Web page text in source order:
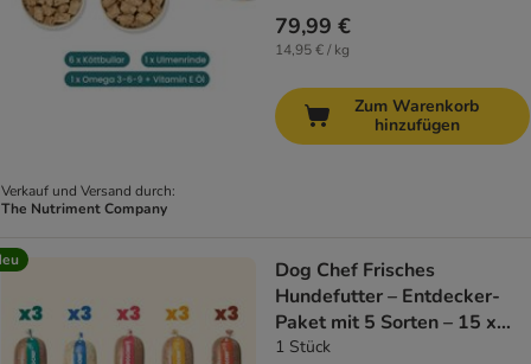
Verkauf und Versand durch:
The Nutriment Company
79,99 €
14,95 € / kg
Zum Warenkorb
hinzufügen
Dog Chef Frisches
Hundefutter – Entdecker-
Paket mit 5 Sorten – 15 x
300 g
1 Stück